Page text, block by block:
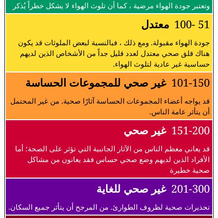
وتعتبر جودة الهواء مرضية ، كما أن تلوث الهواء لا يشكل خطراً يُذكر
51 -100 معتدل
جودة الهواء مقبولة. ومع ذلك ، فبالنسبة لبعض الملوثات قد يكون
هناك قلق صحي معتدل لعدد قليل جداً من الأشخاص الذين لديهم
حساسية غير عادية لتلوث الهواء.
101-150 غير صحي للمجموعات الحساسة
قد يواجه أعضاء المجموعات الحساسة آثارًا صحية. من غير المحتمل
أن يتأثر عامة الناس.
151-200 غير صحي
قد يعاني معظم الناس من الآثار الجانبية التي تؤثر على الصحة؛ أما
الأفراد الذين لديهم وضع صحي حساس فقد يعانون من مشاكل
صحية خطيرة
201-300 غير صحي للغاية
تحذيرات صحية لظروف الطوارئ. من المرجح أن يتأثر جميع السكان.